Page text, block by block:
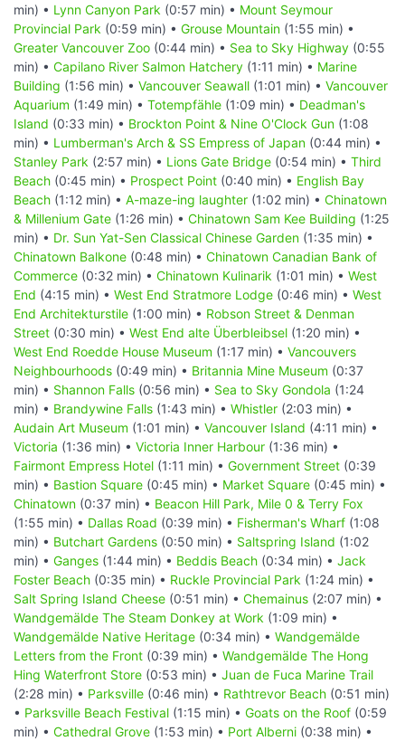
min) • Lynn Canyon Park (0:57 min) • Mount Seymour
Provincial Park (0:59 min) • Grouse Mountain (1:55 min) •
Greater Vancouver Zoo (0:44 min) • Sea to Sky Highway (0:55
min) • Capilano River Salmon Hatchery (1:11 min) • Marine
Building (1:56 min) • Vancouver Seawall (1:01 min) • Vancouver
Aquarium (1:49 min) • Totempfähle (1:09 min) • Deadman's
Island (0:33 min) • Brockton Point & Nine O'Clock Gun (1:08
min) • Lumberman's Arch & SS Empress of Japan (0:44 min) •
Stanley Park (2:57 min) • Lions Gate Bridge (0:54 min) • Third
Beach (0:45 min) • Prospect Point (0:40 min) • English Bay
Beach (1:12 min) • A-maze-ing laughter (1:02 min) • Chinatown
& Millenium Gate (1:26 min) • Chinatown Sam Kee Building (1:25
min) • Dr. Sun Yat-Sen Classical Chinese Garden (1:35 min) •
Chinatown Balkone (0:48 min) • Chinatown Canadian Bank of
Commerce (0:32 min) • Chinatown Kulinarik (1:01 min) • West
End (4:15 min) • West End Stratmore Lodge (0:46 min) • West
End Architekturstile (1:00 min) • Robson Street & Denman
Street (0:30 min) • West End alte Überbleibsel (1:20 min) •
West End Roedde House Museum (1:17 min) • Vancouvers
Neighbourhoods (0:49 min) • Britannia Mine Museum (0:37
min) • Shannon Falls (0:56 min) • Sea to Sky Gondola (1:24
min) • Brandywine Falls (1:43 min) • Whistler (2:03 min) •
Audain Art Museum (1:01 min) • Vancouver Island (4:11 min) •
Victoria (1:36 min) • Victoria Inner Harbour (1:36 min) •
Fairmont Empress Hotel (1:11 min) • Government Street (0:39
min) • Bastion Square (0:45 min) • Market Square (0:45 min) •
Chinatown (0:37 min) • Beacon Hill Park, Mile 0 & Terry Fox
(1:55 min) • Dallas Road (0:39 min) • Fisherman's Wharf (1:08
min) • Butchart Gardens (0:50 min) • Saltspring Island (1:02
min) • Ganges (1:44 min) • Beddis Beach (0:34 min) • Jack
Foster Beach (0:35 min) • Ruckle Provincial Park (1:24 min) •
Salt Spring Island Cheese (0:51 min) • Chemainus (2:07 min) •
Wandgemälde The Steam Donkey at Work (1:09 min) •
Wandgemälde Native Heritage (0:34 min) • Wandgemälde
Letters from the Front (0:39 min) • Wandgemälde The Hong
Hing Waterfront Store (0:53 min) • Juan de Fuca Marine Trail
(2:28 min) • Parksville (0:46 min) • Rathtrevor Beach (0:51 min)
• Parksville Beach Festival (1:15 min) • Goats on the Roof (0:59
min) • Cathedral Grove (1:53 min) • Port Alberni (0:38 min) •